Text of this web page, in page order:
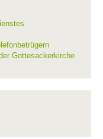
Gottesackerkirche